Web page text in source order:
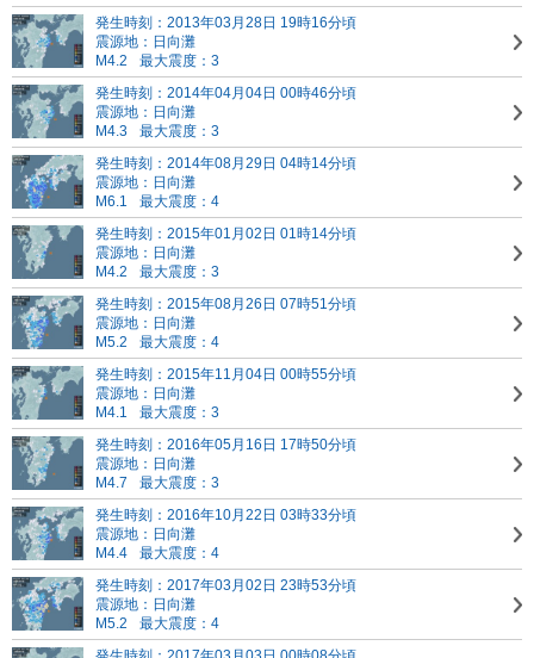
発生時刻：2013年03月28日 19時16分頃
震源地：日向灘
M4.2
最大震度：3
発生時刻：2014年04月04日 00時46分頃
震源地：日向灘
M4.3
最大震度：3
発生時刻：2014年08月29日 04時14分頃
震源地：日向灘
M6.1
最大震度：4
発生時刻：2015年01月02日 01時14分頃
震源地：日向灘
M4.2
最大震度：3
発生時刻：2015年08月26日 07時51分頃
震源地：日向灘
M5.2
最大震度：4
発生時刻：2015年11月04日 00時55分頃
震源地：日向灘
M4.1
最大震度：3
発生時刻：2016年05月16日 17時50分頃
震源地：日向灘
M4.7
最大震度：3
発生時刻：2016年10月22日 03時33分頃
震源地：日向灘
M4.4
最大震度：4
発生時刻：2017年03月02日 23時53分頃
震源地：日向灘
M5.2
最大震度：4